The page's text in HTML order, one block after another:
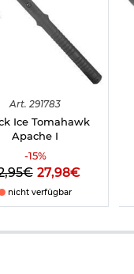
Art. 291783
Ice Tomahawk
Apache I
-15%
27,98€
nicht verfügbar